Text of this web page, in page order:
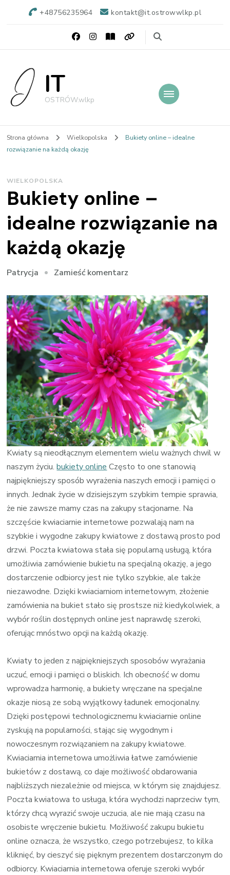
+48756235964 kontakt@it.ostrowwlkp.pl
IT
OSTRÓW.wlkp
Strona główna Wielkopolska
Bukiety online – idealne
rozwiązanie na każdą okazję
WIELKOPOLSKA
Bukiety online –
idealne rozwiązanie na
każdą okazję
Patrycja Zamieść komentarz
Bukiety
online
–
idealne
rozwiązanie
na
każdą
okazję
Kwiaty są nieodłącznym elementem wielu ważnych chwil w
naszym życiu.bukiety online Często to one stanowią
najpiękniejszy sposób wyrażenia naszych emocji i pamięci o
innych. Jednak życie w dzisiejszym szybkim tempie sprawia,
że nie zawsze mamy czas na zakupy stacjonarne. Na
szczęście kwiaciarnie internetowe pozwalają nam na
szybkie i wygodne zakupy kwiatowe z dostawą prosto pod
drzwi. Poczta kwiatowa stała się popularną usługą, która
umożliwia zamówienie bukietu na specjalną okazję, a jego
dostarczenie odbiorcy jest nie tylko szybkie, ale także
niezawodne. Dzięki kwiaciarniom internetowym, złożenie
zamówienia na bukiet stało się prostsze niż kiedykolwiek, a
wybór roślin dostępnych online jest naprawdę szeroki,
oferując mnóstwo opcji na każdą okazję.
Kwiaty to jeden z najpiękniejszych sposobów wyrażania
uczuć, emocji i pamięci o bliskich. Ich obecność w domu
wprowadza harmonię, a bukiety wręczane na specjalne
okazje niosą ze sobą wyjątkowy ładunek emocjonalny.
Dzięki postępowi technologicznemu kwiaciarnie online
zyskują na popularności, stając się wygodnym i
nowoczesnym rozwiązaniem na zakupy kwiatowe.
Kwiaciarnia internetowa umożliwia łatwe zamówienie
bukietów z dostawą, co daje możliwość obdarowania
najbliższych niezależnie od miejsca, w którym się znajdujesz.
Poczta kwiatowa to usługa, która wychodzi naprzeciw tym,
którzy chcą wyrazić swoje uczucia, ale nie mają czasu na
osobiste wręczenie bukietu. Możliwość zakupu bukietu
online oznacza, że wszystko, czego potrzebujesz, to kilka
kliknięć, by cieszyć się pięknym prezentem dostarczonym do
odbiorcy. Kwiaciarnia internetowa oferuje szeroki wybór